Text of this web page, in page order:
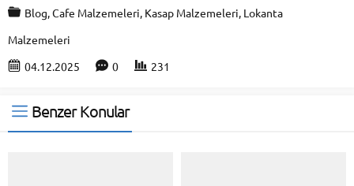
Blog,Cafe Malzemeleri, Kasap Malzemeleri, Lokanta
Malzemeleri
04.12.2025
0 231
Benzer Konular